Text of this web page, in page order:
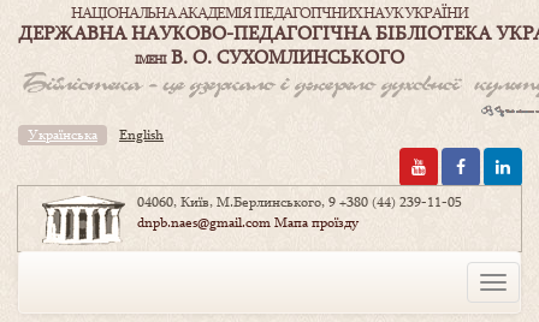
НАЦІОНАЛЬНА АКАДЕМІЯ ПЕДАГОГІЧНИХ НАУК УКРАЇНИ
ДЕРЖАВНА НАУКОВО-ПЕДАГОГІЧНА БІБЛІОТЕКА
ІМЕНІВ. О. СУХОМЛИНСЬКОГО
Українська English
04060, Київ, М.Берлинського, 9+380 (44) 239-11-05
dnpb.naes@gmail.comМапа проїзду
Toggle